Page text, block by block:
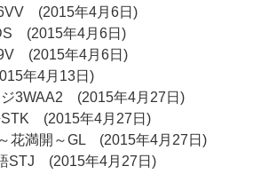
(2015年4月6日)
(2015年4月6日)
(2015年4月6日)
年4月13日)
3WAA2 (2015年4月27日)
STK (2015年4月27日)
花満開～GL (2015年4月27日)
STJ (2015年4月27日)